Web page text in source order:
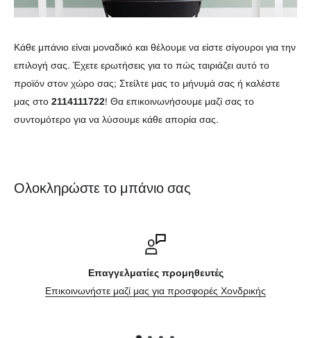
Κάθε μπάνιο είναι μοναδικό και θέλουμε να είστε σίγουροι για την
επιλογή σας. Έχετε ερωτήσεις για το πώς ταιριάζει αυτό το
προϊόν στον χώρο σας; Στείλτε μας το μήνυμά σας ή καλέστε
μας στο 2114111722! Θα επικοινωνήσουμε μαζί σας το
συντομότερο για να λύσουμε κάθε απορία σας.
Ολοκληρώστε το μπάνιο σας
Επικοινωνήστε μαζί μας
Φόρμα επικοινωνίας